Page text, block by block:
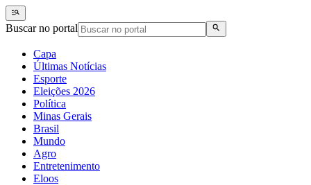
Buscar no portal
Capa
Últimas Notícias
Esporte
Eleições 2026
Política
Minas Gerais
Brasil
Mundo
Agro
Entretenimento
Eloos